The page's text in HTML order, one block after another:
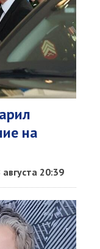
на
августа 20:39